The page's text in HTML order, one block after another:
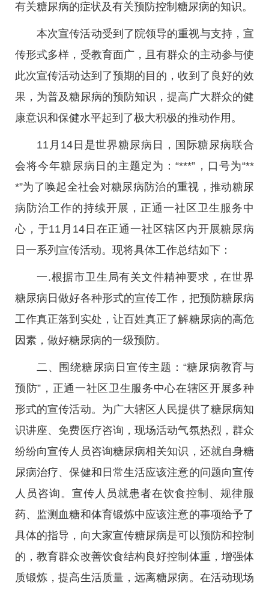
有关糖尿病的症状及有关预防控制糖尿病的知识。
本次宣传活动受到了院领导的重视与支持，宣
传形式多样，受教育面广，且有群众的主动参与使
此次宣传活动达到了预期的目的，收到了良好的效
果，为普及糖尿病的预防知识，提高广大群众的健
康意识和保健水平起到了极大积极的推动作用。
11月14日是世界糖尿病日，国际糖尿病联合
会将今年糖尿病日的主题定为：“***”，口号为“**
*”为了唤起全社会对糖尿病防治的重视，推动糖尿
病防治工作的持续开展，正通一社区卫生服务中
心，于11月14日在正通一社区辖区内开展糖尿病
日一系列宣传活动。现将具体工作总结如下：
一.根据市卫生局有关文件精神要求，在世界
糖尿病日做好各种形式的宣传工作，把预防糖尿病
工作真正落到实处，让百姓真正了解糖尿病的高危
因素，做好糖尿病的一级预防。
二、围绕糖尿病日宣传主题：“糖尿病教育与
预防”，正通一社区卫生服务中心在辖区开展多种
形式的宣传活动。为广大辖区人民提供了糖尿病知
识讲座、免费医疗咨询，现场活动气氛热烈，群众
纷纷向宣传人员咨询糖尿病相关知识，还就自身糖
尿病治疗、保健和日常生活应该注意的问题向宣传
人员咨询。宣传人员就患者在饮食控制、规律服
药、监测血糖和体育锻炼中应该注意的事项给予了
具体的指导，向大家宣传糖尿病是可以预防和控制
的，教育群众改善饮食结构良好控制体重，增强体
质锻炼，提高生活质量，远离糖尿病。在活动现场